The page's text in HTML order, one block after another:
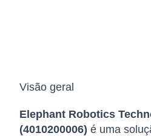
Visão geral
Elephant Robotics
(4010200006) é uma